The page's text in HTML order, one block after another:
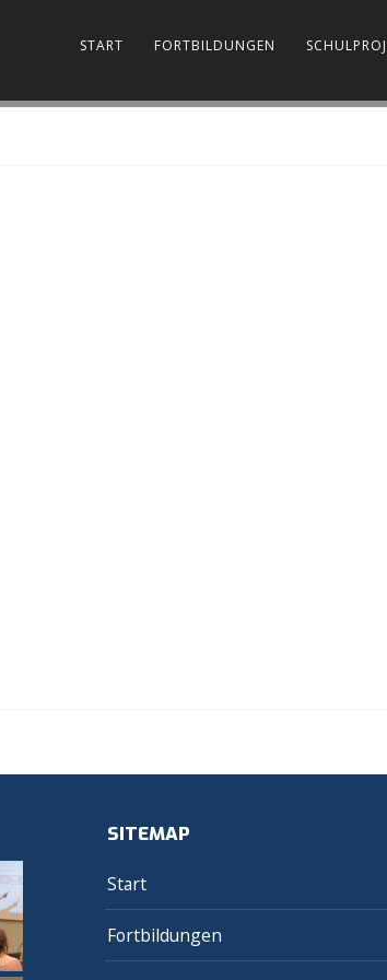
START FORTBILDUNGEN
SITEMAP
Start
Fortbildungen